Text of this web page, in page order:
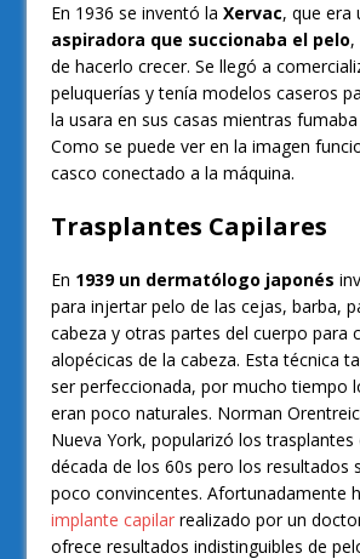
En 1936 se inventó laXervac, que era
aspiradora que succionaba el pelo,
de hacerlo crecer. Se llegó a
peluquerías y tenía modelos caseros
la usara en sus casas mientras
Como se puede ver en la imagen
casco conectado a la máquina.
Trasplantes Capilares
En 1939 un dermatólogo japonés
para injertar pelo de las cejas, barba,
cabeza y otras partes del cuerpo para
alopécicas de la cabeza. Esta técnica
ser perfeccionada, por mucho tiempo
eran poco naturales. Norman
Nueva York, popularizó los trasplantes
década de los 60s pero los resultados
poco convincentes. Afortunadamente
implante capilar realizado por un
ofrece resultados indistinguibles de